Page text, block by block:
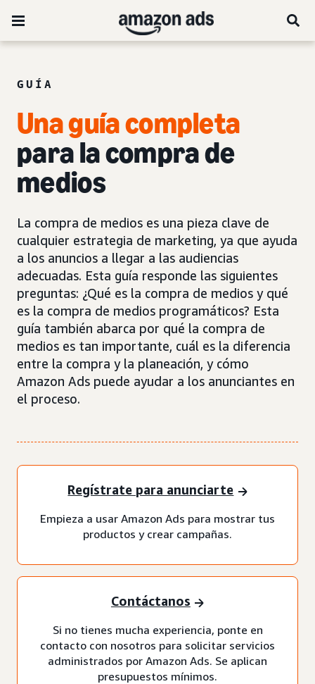
GUÍA
Una guía completa
para la compra de
medios
La compra de medios es una pieza clave de
cualquier estrategia de marketing, ya que ayuda
a los anuncios a llegar a las audiencias
adecuadas. Esta guía responde las siguientes
preguntas: ¿Qué es la compra de medios y qué
es la compra de medios programáticos? Esta
guía también abarca por qué la compra de
medios es tan importante, cuál es la diferencia
entre la compra y la planeación, y cómo
Amazon Ads puede ayudar a los anunciantes en
el proceso.
Regístrate para anunciarte
Empieza a usar Amazon Ads para mostrar tus
productos y crear campañas.
Contáctanos
Si no tienes mucha experiencia, ponte en
contacto con nosotros para solicitar servicios
administrados por Amazon Ads. Se aplican
presupuestos mínimos.